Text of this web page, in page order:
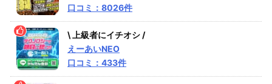
口コミ：8026件
\ 上級者にイチオシ /
えーあいNEO
口コミ：433件